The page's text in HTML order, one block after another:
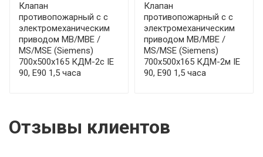
Клапан
противопожарный с с
электромеханическим
приводом МВ/МВЕ /
MS/MSE (Siemens)
700x500x165 КДМ-2с IE
90, E90 1,5 часа
Клапан
противопожарный с с
электромеханическим
приводом МВ/МВЕ /
MS/MSE (Siemens)
700x500x165 КДМ-2м IE
90, E90 1,5 часа
Отзывы клиентов